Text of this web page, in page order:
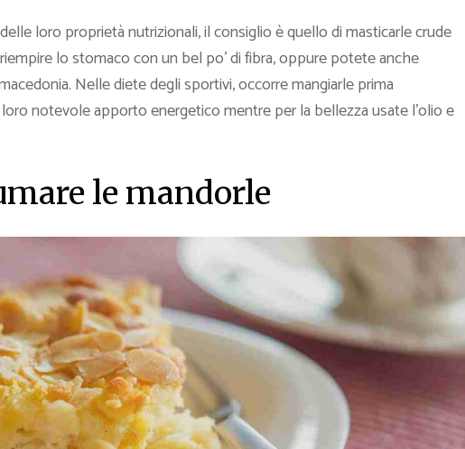
loro proprietà nutrizionali, il consiglio è quello di masticarle crude
lo stomaco con un bel po’ di fibra, oppure potete anche
Nelle diete degli sportivi, occorre mangiarle prima
notevole apporto energetico mentre per la bellezza usate l’olio e
le mandorle